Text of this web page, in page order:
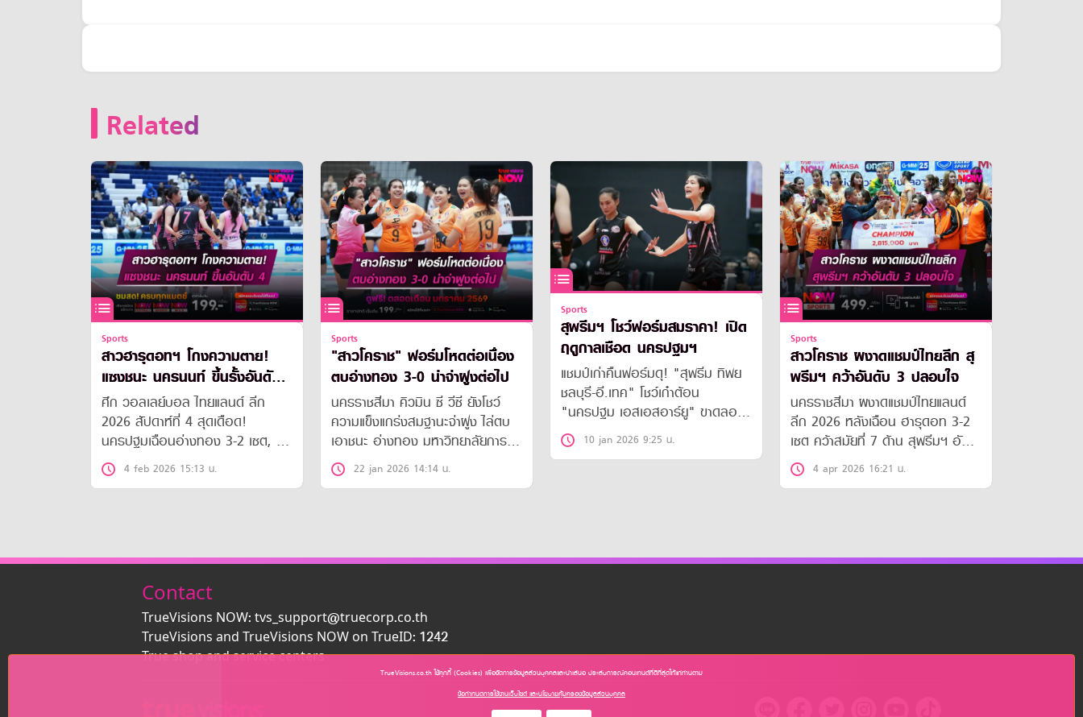
Related
Sports
สาวฮารุดอทฯ โกงความตาย!
แซงชนะ นครนนท์ ขึ้นรั้งอันดับ
4
ศึก วอลเลย์บอล ไทยแลนด์ ลีก
2026 สัปดาห์ที่ 4 สุดเดือด!
นครปฐมเฉือนอ่างทอง 3-2 เซต, ฮา
รุดอทชลบุรี พลิกชนะนครนนท์ ขณะ
ที่แชมป์เก่า คิวมิน ซี วีซี ไล่ต้อน
4 feb 2026 15:13 น.
Sports
"สาวโคราช" ฟอร์มโหดต่อเนื่อง
ตบอ่างทอง 3-0 นำจ่าฝูงต่อไป
นครราชสีมา คิวมิน ซี วีซี ยังโชว์
ความแข็งแกร่งสมฐานะจ่าฝูง ไล่ตบ
เอาชนะ อ่างทอง มหาวิทยาลัยการ
กีฬาแห่งชาติ แบบขาดลอย 3-0 เซต
ในศึก TVA CHANNEL
22 jan 2026 14:14 น.
Sports
สุพรีมฯ โชว์ฟอร์มสมราคา! เปิด
ฤดูกาลเชือด นครปฐมฯ
แชมป์เก่าคืนฟอร์มดุ! "สุพรีม ทิพย
ชลบุรี-อี.เทค" โชว์เก๋าต้อน
"นครปฐม เอสเอสอาร์ยู" ขาดลอย
3 เซตรวด ประเดิมชัยสวยหรูศึกไทย
แลนด์ ลีก 2026 นัดต่อไปเตรียมทำ
10 jan 2026 9:25 น.
Sports
สาวโคราช ผงาดแชมป์ไทยลีก สุ
พรีมฯ คว้าอันดับ 3 ปลอบใจ
นครราชสีมา ผงาดแชมป์ไทยแลนด์
ลีก 2026 หลังเฉือน ฮารุดอท 3-2
เซต คว้าสมัยที่ 7 ด้าน สุพรีมฯ อัด
ขอนแก่นสตาร์ ซิวอันดับ 3 ปลอบใจ
4 apr 2026 16:21 น.
Contact
TrueVisions NOW: tvs_support@truecorp.co.th
TrueVisions and TrueVisions NOW on TrueID: 1242
True shop and service centers
TrueVisions.co.th ใช้คุกกี้ (Cookies) เพื่อจัดการข้อมูลส่วนบุคคลและนำเสนอ ประสบการณ์คอนเทนต์ที่ดีที่สุดให้แก่ท่านตาม
ข้อกำหนดการใช้งานเว็บไซต์ และนโยบายคุ้มครองข้อมูลส่วนบุคคล